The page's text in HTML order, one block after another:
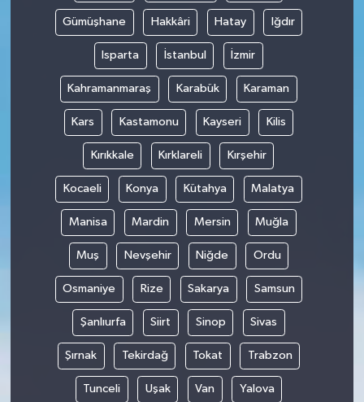
Gümüşhane Hakkâri Hatay Iğdır
Isparta İstanbul İzmir
Kahramanmaraş Karabük Karaman
Kars Kastamonu Kayseri Kilis
Kırıkkale Kırklareli Kırşehir
Kocaeli Konya Kütahya Malatya
Manisa Mardin Mersin Muğla
Muş Nevşehir Niğde Ordu
Osmaniye Rize Sakarya Samsun
Şanlıurfa Siirt Sinop Sivas
Şırnak Tekirdağ Tokat Trabzon
Tunceli Uşak Van Yalova